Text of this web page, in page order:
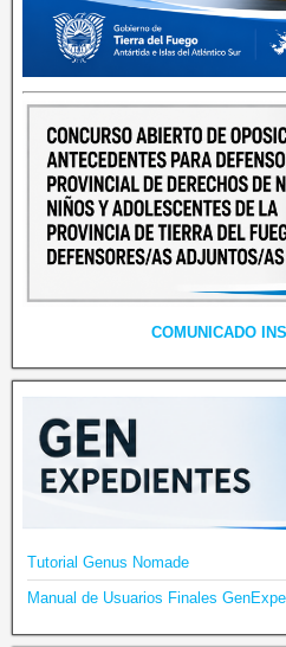
COMUNICADO
Tutorial Genus Nomade
Manual de Usuarios Finales